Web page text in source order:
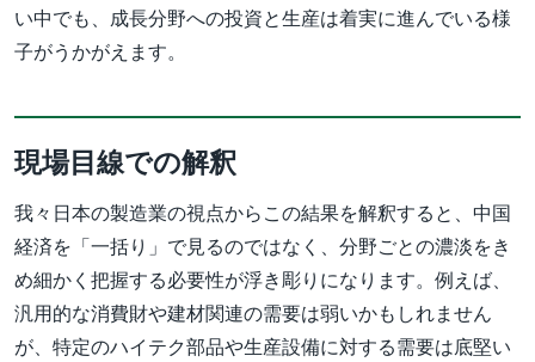
い中でも、成長分野への投資と生産は着実に進んでいる様
子がうかがえます。
現場目線での解釈
我々日本の製造業の視点からこの結果を解釈すると、中国
経済を「一括り」で見るのではなく、分野ごとの濃淡をき
め細かく把握する必要性が浮き彫りになります。例えば、
汎用的な消費財や建材関連の需要は弱いかもしれません
が、特定のハイテク部品や生産設備に対する需要は底堅い